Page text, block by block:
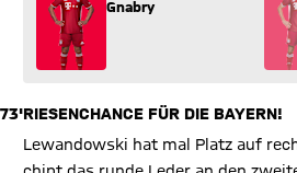
Gnabry
73'RIESENCHANCE FÜR DIE BAYERN!
Lewandowski hat mal Platz auf